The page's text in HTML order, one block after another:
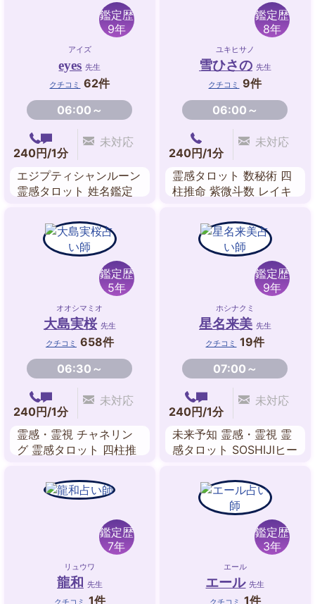
鑑定歴
9年
アイズ
eyes 先生
クチコミ
62件
06:00～
240円/1分
未対応
エジプティシャンルーン
霊感タロット 姓名鑑定
タロット ビブリオマン
鑑定歴
8年
ユキヒサノ
雪ひさの 先生
クチコミ
9件
06:00～
240円/1分
未対応
霊感タロット 数秘術 四
柱推命 紫微斗数 レイキ
判断 ルノルマンカード
鑑定歴
5年
オオシマミオ
大島実桜 先生
クチコミ 658件
06:30～
240円/1分
未対応
霊感・霊視 チャネリン
グ 霊感タロット 四柱推
タロット
鑑定歴
9年
ホシナクミ
星名来美 先生
クチコミ
19件
07:00～
240円/1分
未対応
未来予知 霊感・霊視 霊
感タロット SOSHIJIヒー
グ インナーチャイルド
潜在意識
鑑定歴
7年
リュウワ
龍和 先生
クチコミ 1件
鑑定歴
3年
エール
エール 先生
クチコミ 1件